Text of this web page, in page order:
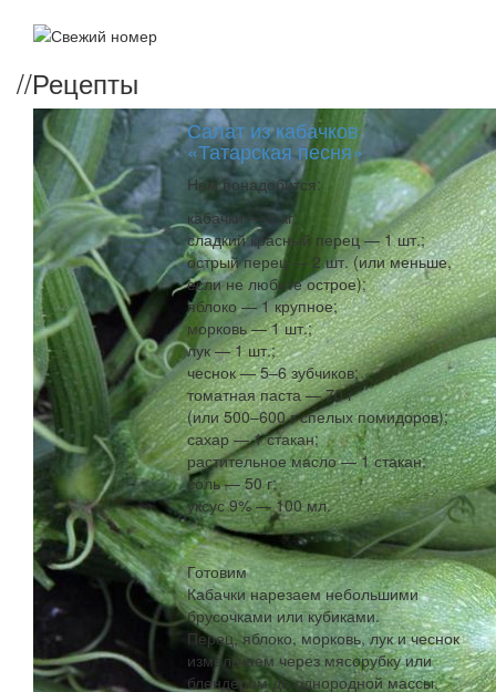
//Рецепты
Салат из кабачков
«Татарская песня»
Нам понадобится:
кабачки — 2 кг;
сладкий красный перец — 1 шт.;
острый перец — 2 шт. (или меньше,
если не любите острое);
яблоко — 1 крупное;
морковь — 1 шт.;
лук — 1 шт.;
чеснок — 5–6 зубчиков;
томатная паста — 70 г
(или 500–600 г спелых помидоров);
сахар — 1 стакан;
растительное масло — 1 стакан;
соль — 50 г;
уксус 9% — 100 мл.
Готовим
Кабачки нарезаем небольшими
брусочками или кубиками.
Перец, яблоко, морковь, лук и чеснок
измельчаем через мясорубку или
блендером до однородной массы.